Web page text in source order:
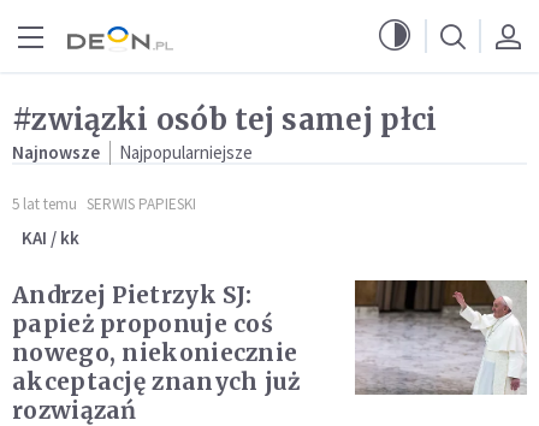
#związki osób tej samej płci
Najnowsze Najpopularniejsze
5 lat temu SERWIS PAPIESKI
KAI / kk
Andrzej Pietrzyk SJ:
papież proponuje coś
nowego, niekoniecznie
akceptację znanych już
rozwiązań